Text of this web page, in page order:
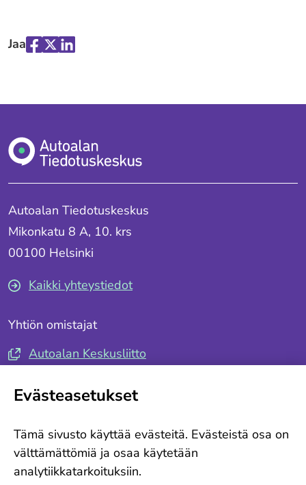
Jaa
"Facebook"
"X""LinkedIn"
Autoalan Tiedotuskeskus
Mikonkatu 8 A, 10. krs
00100 Helsinki
Kaikki yhteystiedot
Yhtiön omistajat
Autoalan Keskusliitto
Tilaa tiedotteemme
Evästeasetukset
Tämä sivusto käyttää evästeitä. Evästeistä osa on
välttämättömiä ja osaa käytetään
analytiikkatarkoituksiin.